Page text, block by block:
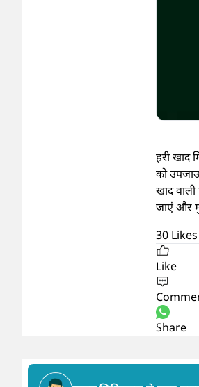
हरी खाद
को
खाद
जाएं और
30 Likes
Like
Share